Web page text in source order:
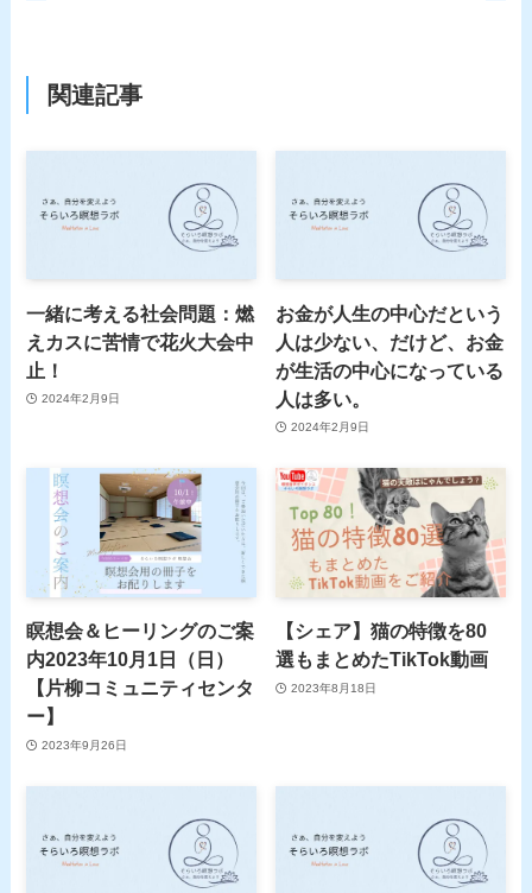
関連記事
一緒に考える社会問題：燃
えカスに苦情で花火大会中
止！
2024年2月9日
お金が人生の中心だという
人は少ない、だけど、お金
が生活の中心になっている
人は多い。
2024年2月9日
瞑想会＆ヒーリングのご案
内2023年10月1日（日）
【片柳コミュニティセンタ
ー】
2023年9月26日
【シェア】猫の特徴を80
選もまとめたTikTok動画
2023年8月18日